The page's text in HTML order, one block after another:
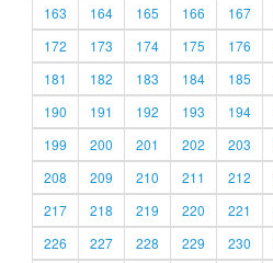
163
164 165 166 167
172
173 174 175 176
181
182 183 184 185
190
191 192 193 194
199
200 201 202 203
208
209 210 211 212
217
218 219 220 221
226
227 228 229 230